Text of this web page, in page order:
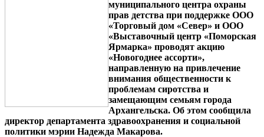
муниципального центра охраны
прав детства при поддержке ООО
«Торговый дом «Север» и ООО
«Выставочный центр «Поморская
Ярмарка» проводят акцию
«Новогоднее ассорти»,
направленную на привлечение
внимания общественности к
проблемам сиротства и
замещающим семьям города
Архангельска. Об этом сообщила
директор департамента здравоохранения и социальной
политики мэрии Надежда Макарова.